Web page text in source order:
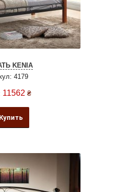
KENIA
4179
11562 ₴
Купить